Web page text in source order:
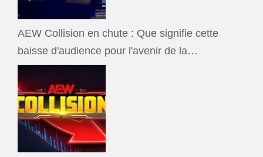
AEW Collision en chute : Que signifie cette
baisse d'audience pour l'avenir de la…